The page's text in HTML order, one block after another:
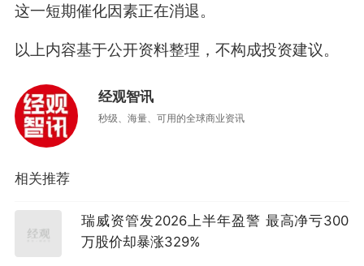
这一短期催化因素正在消退。
以上内容基于公开资料整理，不构成投资建议。
经观智讯
秒级、海量、可用的全球商业资讯
相关推荐
瑞威资管发2026上半年盈警 最高净亏300
万股价却暴涨329%